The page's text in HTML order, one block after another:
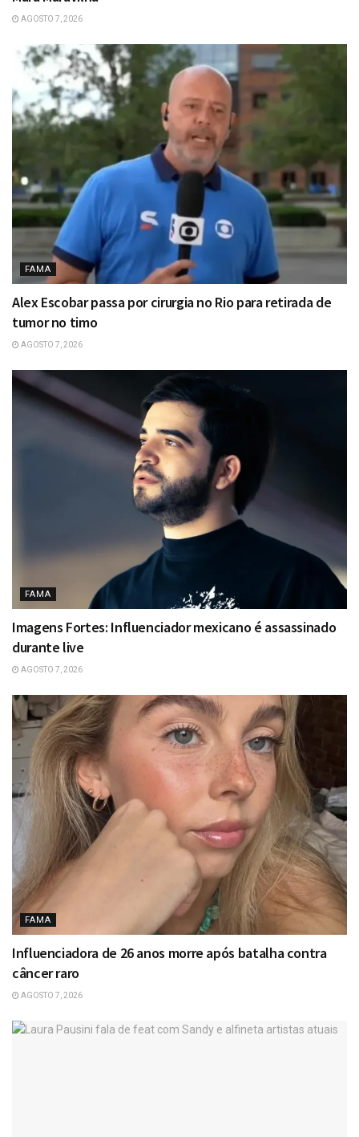
AGOSTO 7, 2026
FAMA
Alex Escobar passa por cirurgia no Rio para retirada de
tumor no timo
AGOSTO 7, 2026
FAMA
Imagens Fortes: Influenciador mexicano é assassinado
durante live
AGOSTO 7, 2026
FAMA
Influenciadora de 26 anos morre após batalha contra
câncer raro
AGOSTO 7, 2026